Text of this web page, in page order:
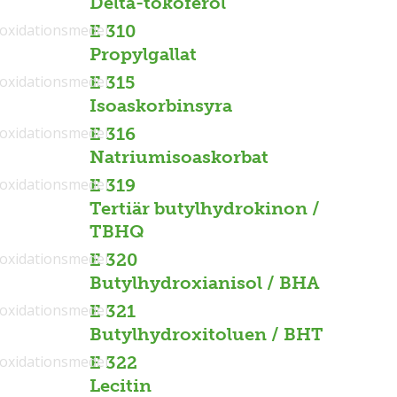
E 310
Propylgallat
E 315
Isoaskorbinsyra
E 316
Natriumisoaskorbat
E 319
Tertiär butylhydrokinon /
TBHQ
E 320
Butylhydroxianisol / BHA
E 321
Butylhydroxitoluen / BHT
E 322
Lecitin